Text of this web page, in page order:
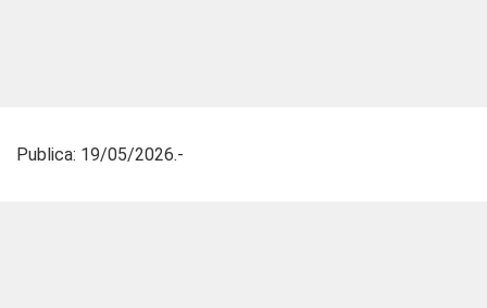
Publica: 19/05/2026.-